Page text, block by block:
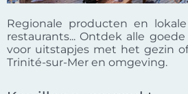
Regionale producten en
restaurants... Ontdek alle
voor uitstapjes met het gezin
Trinité-sur-Mer en omgeving.